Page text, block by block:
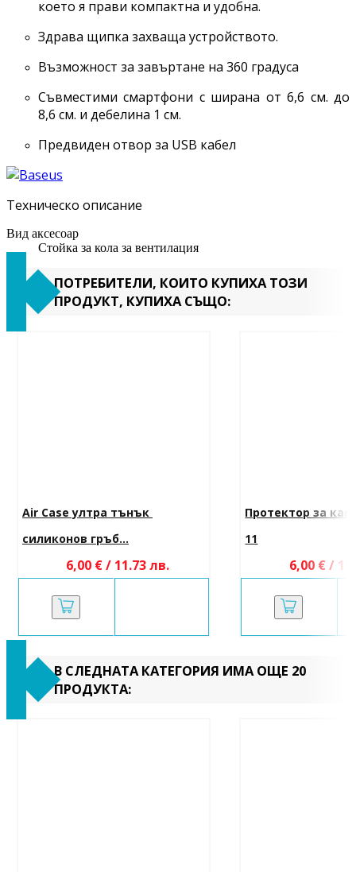
което я прави компактна и удобна.
Здрава щипка захваща устройството.
Възможност за завъртане на 360 градуса
Съвместими смартфони с ширана от 6,6 см. до
8,6 см. и дебелина 1 см.
Предвиден отвор за USB кабел
Техническо описание
Вид аксесоар
Стойка за кола за вентилация
ПОТРЕБИТЕЛИ, КОИТО КУПИХА ТОЗИ
ПРОДУКТ, КУПИХА СЪЩО:
Air Case ултра тънък
силиконов гръб...
6,00 € / 11.73 лв.
Протектор за
11
6,00 € /
В СЛЕДНАТА КАТЕГОРИЯ ИМА ОЩЕ 20
ПРОДУКТА: